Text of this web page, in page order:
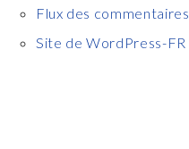
Flux des commentaires
Site de WordPress-FR